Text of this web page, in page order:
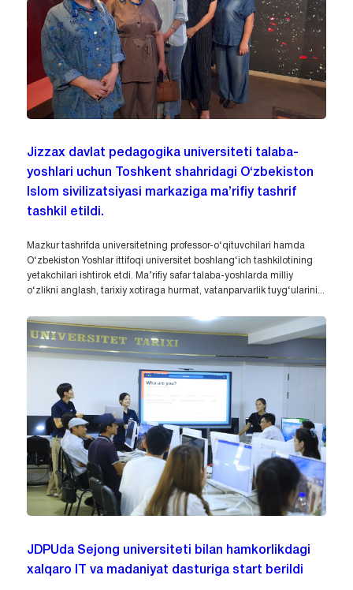
Jizzax davlat pedagogika universiteti talaba-
yoshlari uchun Toshkent shahridagi O‘zbekiston
Islom sivilizatsiyasi markaziga ma’rifiy tashrif
tashkil etildi.
Mazkur tashrifda universitetning professor-o‘qituvchilari hamda
O‘zbekiston Yoshlar ittifoqi universitet boshlang‘ich tashkilotining
yetakchilari ishtirok etdi. Ma’rifiy safar talaba-yoshlarda milliy
o‘zlikni anglash, tarixiy xotiraga hurmat, vatanparvarlik tuyg‘ularini...
JDPUda Sejong universiteti bilan hamkorlikdagi
xalqaro IT va madaniyat dasturiga start berildi